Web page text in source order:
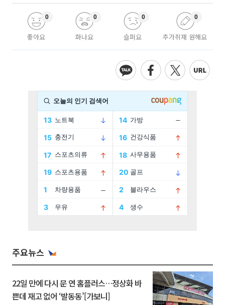
좋아요
0
화나요
0
슬퍼요
0
추가취재 원해요
0
주요뉴스
22일 만에 다시 문 연 홈플러스…정상화 바
쁜데 재고 없어 ‘발동동’[가보니]